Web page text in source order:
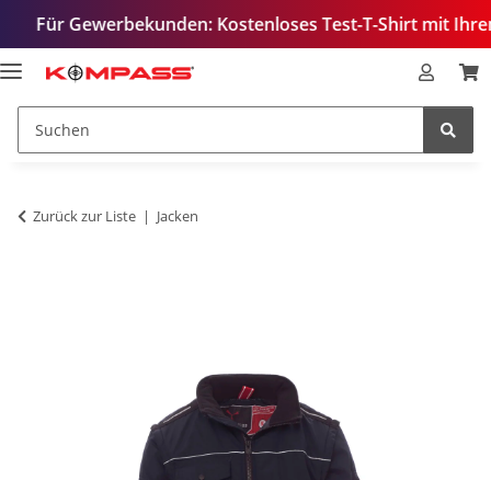
Kostenloses Test-T-Shirt mit Ihrem Logo
Zurück zur Liste Jacken